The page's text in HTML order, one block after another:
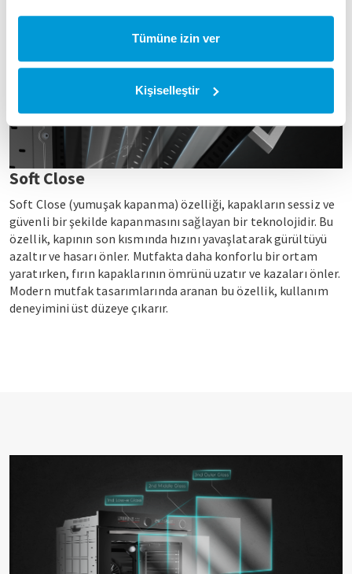
Tümüne izin ver
Kişiselleştir
Soft Close
Soft Close (yumuşak kapanma) özelliği, kapakların sessiz ve
güvenli bir şekilde kapanmasını sağlayan bir teknolojidir. Bu
özellik, kapının son kısmında hızını yavaşlatarak gürültüyü
azaltır ve hasarı önler. Mutfakta daha konforlu bir ortam
yaratırken, fırın kapaklarının ömrünü uzatır ve kazaları önler.
Modern mutfak tasarımlarında aranan bu özellik, kullanım
deneyimini üst düzeye çıkarır.